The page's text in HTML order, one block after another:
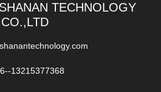
TECHNOLOGY
CO.,LTD
13215377368